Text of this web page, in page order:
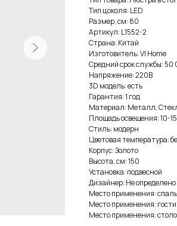
Тип цоколя: LED
Размер, см: 80
Артикул: L1552-2
Страна: Китай
Изготовитель: VI Home
Средний срок службы: 50
Напряжение: 220В
3D модель: есть
Гарантия: 1 год
Материал: Металл,
Площадь освещения: 10-
Стиль: модерн
Цветовая температура:
Корпус: Золото
Высота, см: 150
Установка: подвесной
Дизайнер: Не определено
Место применения:
Место применения:
Место применения: